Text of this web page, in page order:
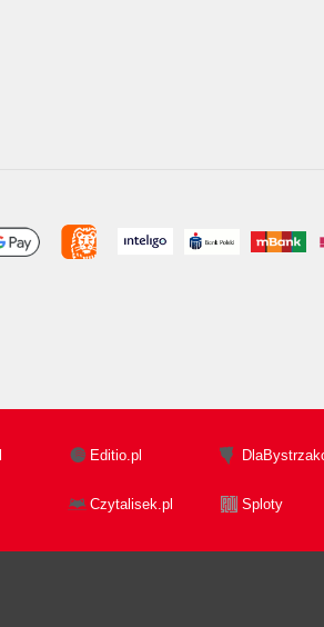
Editio.pl
Czytalisek.pl Sploty